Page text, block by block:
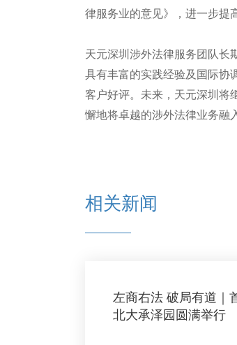
律服务业的意见》，进一步提
天元深圳涉外法律服务团队长
具有丰富的实践经验及国际协
客户好评。未来，天元深圳将
懈地将卓越的涉外法律业务融
相关新闻
左商右法 破局有道｜
北大承泽园圆满举行